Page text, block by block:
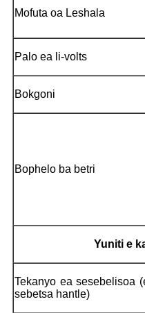
Mofuta oa Leshala
Palo ea li-volts
Bokgoni
Bophelo ba betri
Yuniti e
Tekanyo ea sesebelisoa
sebetsa hantle)